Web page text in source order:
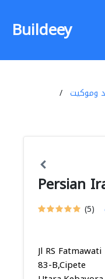
Buildeey
وموكيت
Persian
(5)
Jl RS Fatmawati
83-B,Cipete